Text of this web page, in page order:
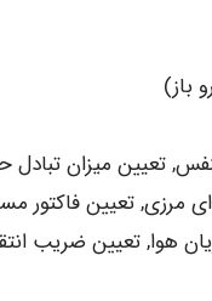
باز)
تعیین میزان تبادل
مرزی, تعیین فاکتور
هوا, تعیین ضریب